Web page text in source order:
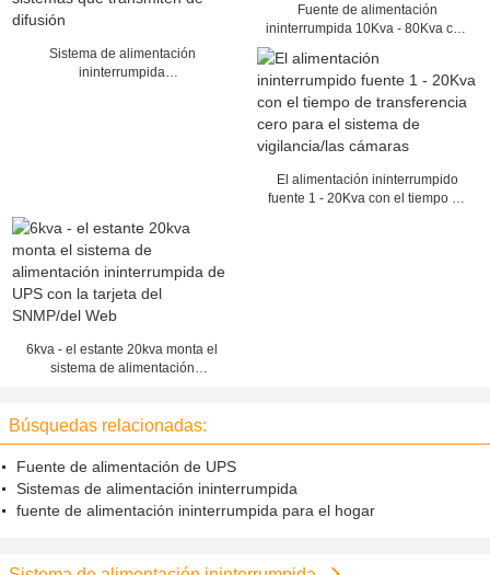
Sistema de alimentación
ininterrumpida
Fuente de alimentación
ininterrumpida 10Kva - 80Kva con
0,9 factores de poder y la gestión
inteligente de la batería
El alimentación ininterrumpido
fuente 1 - 20Kva con el tiempo de
6kva - el estante 20kva monta el
sistema de alimentación
Búsquedas relacionadas:
Fuente de alimentación de UPS
Sistemas de alimentación ininterrumpida
fuente de alimentación ininterrumpida para el hogar